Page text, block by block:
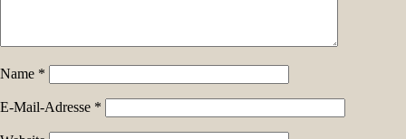
Name *
E-Mail-Adresse *